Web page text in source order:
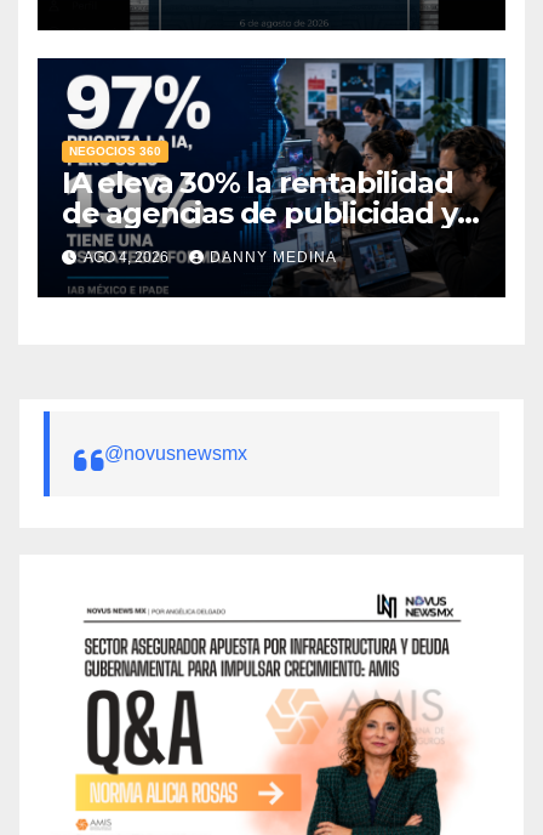
NEGOCIOS 360
IA eleva 30% la rentabilidad
de agencias de publicidad y
pone en jaque el cobro por
hora: IAB México e IPADE
AGO 4, 2026 DANNY MEDINA
@novusnewsmx